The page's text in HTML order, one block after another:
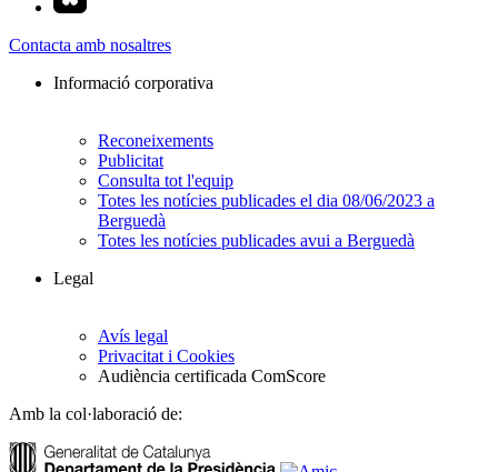
Contacta amb nosaltres
Informació corporativa
Reconeixements
Publicitat
Consulta tot l'equip
Totes les notícies publicades el dia 08/06/2023 a
Berguedà
Totes les notícies publicades avui a Berguedà
Legal
Avís legal
Privacitat i Cookies
Audiència certificada ComScore
Amb la col·laboració de: